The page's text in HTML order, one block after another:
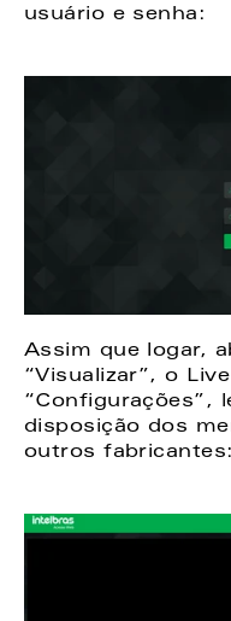
usuário e senha:
Assim que logar,
“Visualizar”, o
“Configurações”,
disposição dos
outros